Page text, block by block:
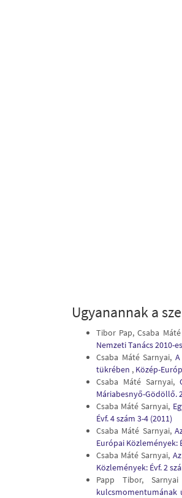
Ugyanannak a
Tibor Pap, Csaba
Nemzeti Tanács 2010-
Csaba Máté Sarnyai,
tükrében , Közép-
Csaba Máté Sarnyai,
Máriabesnyő-Gödöllő.
Csaba Máté Sarnyai,
Évf. 4 szám 3-4 (2011)
Csaba Máté Sarnyai,
Európai Közlemények:
Csaba Máté Sarnyai,
Közlemények: Évf. 2
Papp Tibor,
kulcsmomentumának